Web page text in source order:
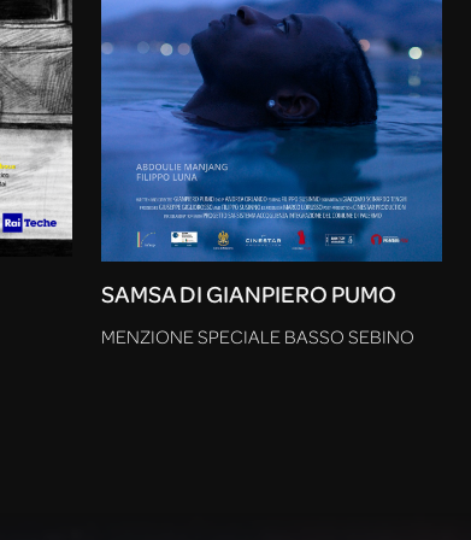
SAMSA DI GIANPIERO PUMO
MENZIONE SPECIALE BASSO SEBINO